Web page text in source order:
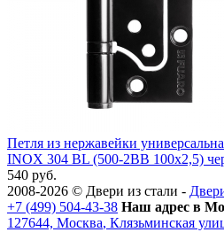
Петля из нержавейки
INOX 304 BL (500-2BB 100x2,5)
540 руб.
2008-2026 © Двери из стали -
+7 (499) 504-43-38 Наш адрес в
127644, Москва, Клязьминская